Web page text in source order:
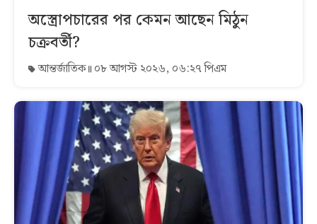
অস্ত্রোপচারের পর কেমন আছেন মিঠুন
চক্রবর্তী?
আন্তর্জাতিক ০৮ আগস্ট ২০২৬, ০৬:২৭ পিএম